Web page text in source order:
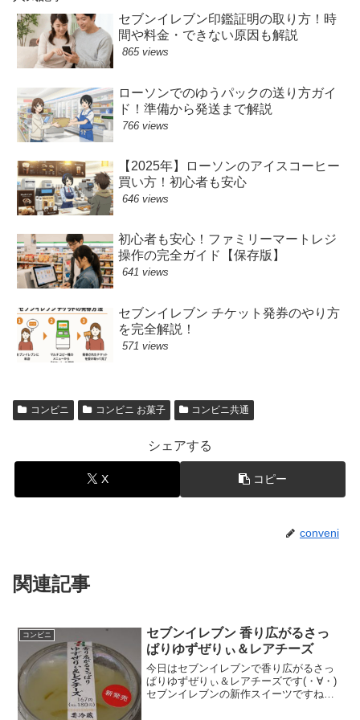
セブンイレブン印鑑証明の取り方！時
間や料金・できない原因も解説
865 views
ローソンでのゆうパックの送り方ガイ
ド！準備から発送まで解説
766 views
【2025年】ローソンのアイスコーヒー
買い方！初心者も安心
646 views
初心者も安心！ファミリーマートレジ
操作の完全ガイド【保存版】
641 views
セブンイレブン チケット発券のやり方
を完全解説！
571 views
コンビニ コンビニ お菓子 コンビニ共通
シェアする
X コピー
conveni
関連記事
コンビニ
セブンイレブン 香り広がるさっ
ぱりゆずぜりぃ＆レアチーズ
今日はセブンイレブンで香り広がるさっ
ぱりゆずぜりぃ＆レアチーズです(・∀・)
セブンイレブンの新作スイーツですね＾